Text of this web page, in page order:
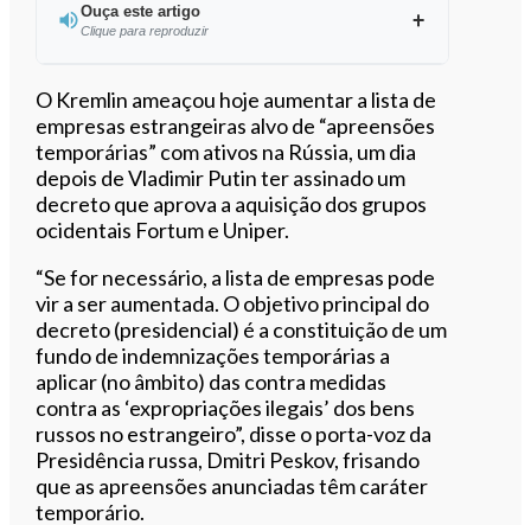
Ouça este artigo
Clique para reproduzir
Ouvir este artigo
O Kremlin ameaçou hoje aumentar a lista de
empresas estrangeiras alvo de “apreensões
temporárias” com ativos na Rússia, um dia
depois de Vladimir Putin ter assinado um
decreto que aprova a aquisição dos grupos
ocidentais Fortum e Uniper.
“Se for necessário, a lista de empresas pode
vir a ser aumentada. O objetivo principal do
decreto (presidencial) é a constituição de um
fundo de indemnizações temporárias a
aplicar (no âmbito) das contra medidas
contra as ‘expropriações ilegais’ dos bens
russos no estrangeiro”, disse o porta-voz da
Presidência russa, Dmitri Peskov, frisando
que as apreensões anunciadas têm caráter
temporário.